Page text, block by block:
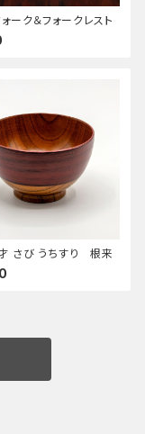
ーク＆フォークレスト
さび うちすり 根来